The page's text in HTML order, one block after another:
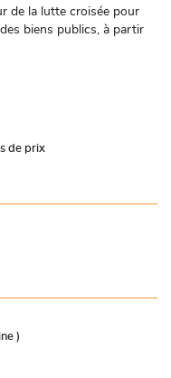
de la lutte croisée pour
biens publics, à partir
de prix
)